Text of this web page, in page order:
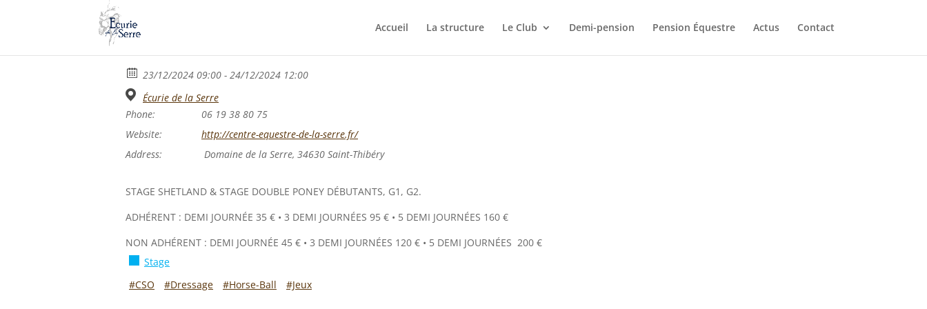
Accueil La structure Le Club Demi-pension Pension Équestre Actus Contact
23/12/2024 09:00 - 24/12/2024 12:00
Écurie de la Serre
Phone:
06 19 38 80 75
Website:
http://centre-equestre-de-la-serre.fr/
Address:
Domaine de la Serre, 34630 Saint-Thibéry
STAGE SHETLAND & STAGE DOUBLE PONEY DÉBUTANTS, G1, G2.
ADHÉRENT : DEMI JOURNÉE 35 € • 3 DEMI JOURNÉES 95 € • 5 DEMI JOURNÉES 160 €
NON ADHÉRENT : DEMI JOURNÉE 45 € • 3 DEMI JOURNÉES 120 € • 5 DEMI JOURNÉES 200 €
Stage
#CSO
#Dressage #Horse-Ball #Jeux